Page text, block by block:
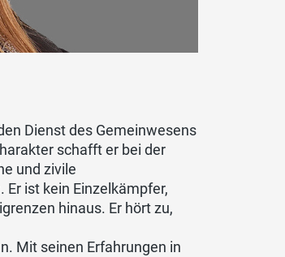
Dienst des Gemeinwesens
schafft er bei der
und zivile
ist kein Einzelkämpfer,
hinaus. Er hört zu,
Mit seinen Erfahrungen in